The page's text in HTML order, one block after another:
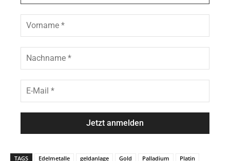
r
e
e
r
n
m
c
h
a
M
a
l
TAGS Edelmetalle geldanlage Gold Palladium Platin